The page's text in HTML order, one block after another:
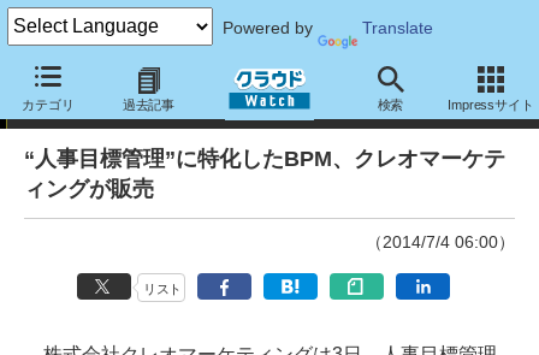
Powered by Translate
カテゴリ 過去記事 検索 Impressサイト
ニュース
“人事目標管理”に特化したBPM、クレオマーケテ
ィングが販売
（2014/7/4 06:00）
リスト